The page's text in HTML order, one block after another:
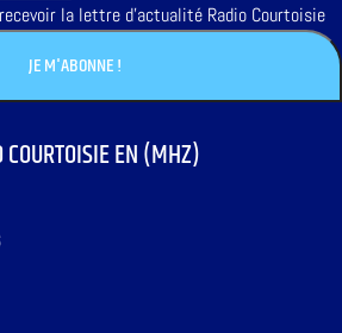
la lettre d'actualité Radio Courtoisie
COURTOISIE EN (MHZ)